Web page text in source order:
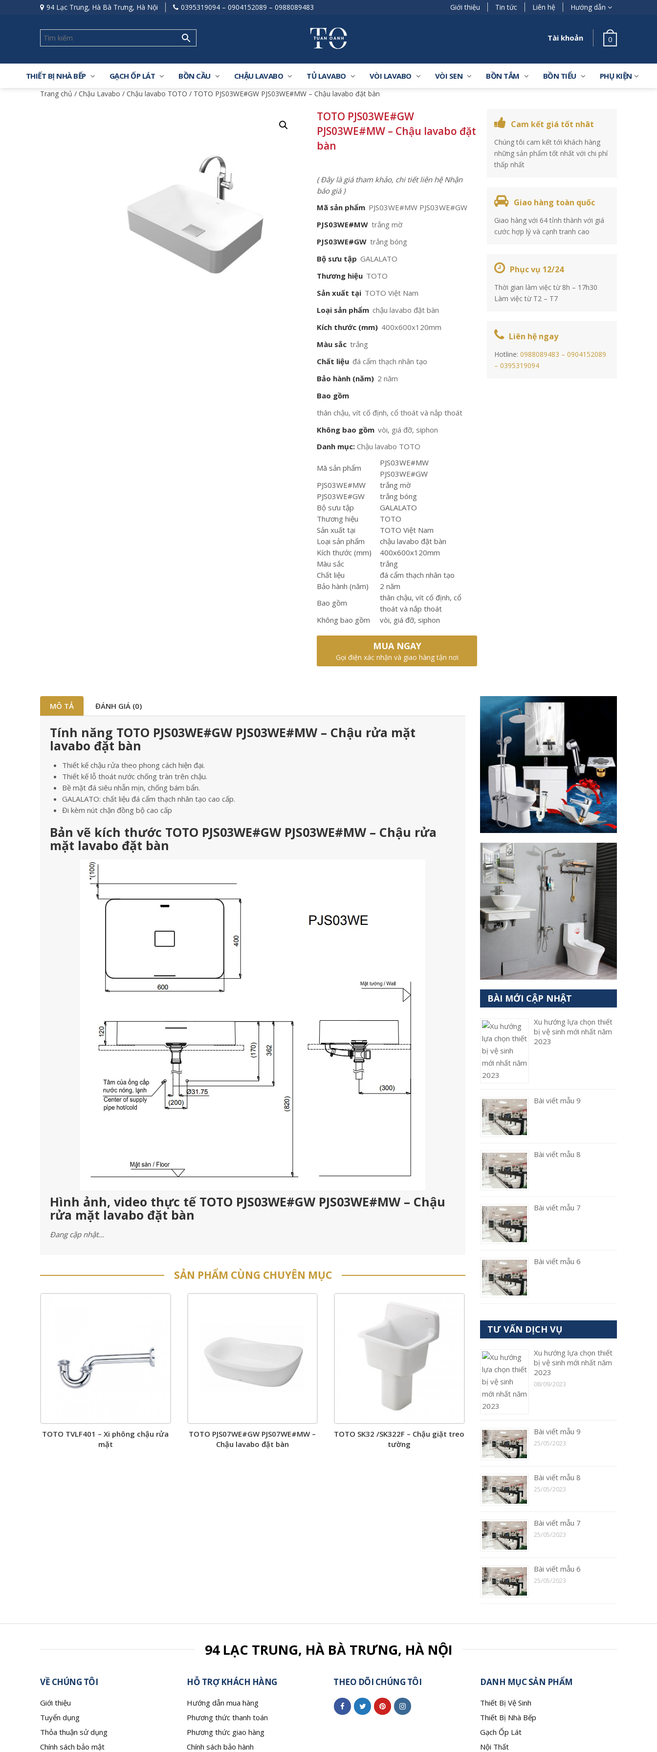
94 Lạc Trung, Hà Bà Trưng, Hà Nội 0395319094 – 0904152089 – 0988089483 Giới thiệu Tin tức Liên hệ Hướng dẫn
Tài khoản 0
THIẾT BỊ NHÀ BẾP GẠCH ỐP LÁT BỒN CẦU CHẬU LAVABO TỦ LAVABO VÒI LAVABO VÒI SEN BỒN TẮM BỒN TIỂU PHỤ KIỆN
Trang chủ / Chậu Lavabo / Chậu lavabo TOTO / TOTO PJS03WE#GW PJS03WE#MW – Chậu lavabo đặt bàn
TOTO PJS03WE#GW
PJS03WE#MW – Chậu lavabo đặt
bàn
( Đây là giá tham khảo, chi tiết liên hệ Nhận
báo giá )
Mã sản phẩm PJS03WE#MW PJS03WE#GW
PJS03WE#MW trắng mờ
PJS03WE#GW trắng bóng
Bộ sưu tập GALALATO
Thương hiệu TOTO
Sản xuất tại TOTO Việt Nam
Loại sản phẩm chậu lavabo đặt bàn
Kích thước (mm) 400x600x120mm
Màu sắc trắng
Chất liệu đá cẩm thạch nhân tạo
Bảo hành (năm) 2 năm
Bao gồm
thân chậu, vít cố định, cổ thoát và nắp thoát
Không bao gồm vòi, giá đỡ, siphon
Danh mục: Chậu lavabo TOTO
Mã sản phẩm
PJS03WE#MW
PJS03WE#GW
PJS03WE#MW
trắng mờ
PJS03WE#GW
trắng bóng
Bộ sưu tập
GALALATO
Thương hiệu
TOTO
Sản xuất tại
TOTO Việt Nam
Loại sản phẩm
chậu lavabo đặt bàn
Kích thước (mm)
400x600x120mm
Màu sắc
trắng
Chất liệu
đá cẩm thạch nhân tạo
Bảo hành (năm)
2 năm
Bao gồm
thân chậu, vít cố định, cổ
thoát và nắp thoát
Không bao gồm
vòi, giá đỡ, siphon
MUA NGAY
Gọi điện xác nhận và giao hàng tận nơi
Cam kết giá tốt nhât
Chúng tôi cam kết tới khách hàng
những sản phẩm tốt nhất với chi phí
thấp nhất
Giao hàng toàn quốc
Giao hàng với 64 tỉnh thành với giá
cước hợp lý và cạnh tranh cao
Phục vụ 12/24
Thời gian làm việc từ 8h – 17h30
Làm việc từ T2 – T7
Liên hệ ngay
Hotline: 0988089483 – 0904152089
– 0395319094
MÔ TẢ ĐÁNH GIÁ (0)
Tính năng TOTO PJS03WE#GW PJS03WE#MW – Chậu rửa mặt
lavabo đặt bàn
Thiết kế chậu rửa theo phong cách hiện đại.
Thiết kế lỗ thoát nước chống tràn trên chậu.
Bề mặt đá siêu nhẵn mịn, chống bám bẩn.
GALALATO: chất liệu đá cẩm thạch nhân tạo cao cấp.
Đi kèm nút chặn đồng bộ cao cấp
Bản vẽ kích thước TOTO PJS03WE#GW PJS03WE#MW – Chậu rửa
mặt lavabo đặt bàn
Hình ảnh, video thực tế TOTO PJS03WE#GW PJS03WE#MW – Chậu
rửa mặt lavabo đặt bàn
Đang cập nhật…
SẢN PHẨM CÙNG CHUYÊN MỤC
TOTO TVLF401 – Xi phông chậu rửa
mặt
TOTO PJS07WE#GW PJS07WE#MW –
Chậu lavabo đặt bàn
TOTO SK32 /SK322F – Chậu giặt treo
tường
BÀI MỚI CẬP NHẬT
Xu hướng lựa chọn thiết
bị vệ sinh mới nhất năm
2023
Bài viết mẫu 9
Bài viết mẫu 8
Bài viết mẫu 7
Bài viết mẫu 6
TƯ VẤN DỊCH VỤ
Xu hướng lựa chọn thiết
bị vệ sinh mới nhất năm
2023
08/09/2023
Bài viết mẫu 9
25/05/2023
Bài viết mẫu 8
25/05/2023
Bài viết mẫu 7
25/05/2023
Bài viết mẫu 6
25/05/2023
94 LẠC TRUNG, HÀ BÀ TRƯNG, HÀ NỘI
VỀ CHÚNG TÔI
Giới thiệu
Tuyển dụng
Thỏa thuận sử dụng
Chính sách bảo mật
HỖ TRỢ KHÁCH HÀNG
Hướng dẫn mua hàng
Phương thức thanh toán
Phương thức giao hàng
Chính sách bảo hành
THEO DÕI CHÚNG TÔI DANH MỤC SẢN PHẨM
Thiết Bị Vệ Sinh
Thiết Bị Nhà Bếp
Gạch Ốp Lát
Nội Thất